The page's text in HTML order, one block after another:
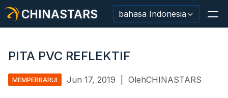
CHINASTARS bahasa Indonesia
Bahan Reflektif/Pita
PITA PVC REFLEKTIF
MEMPERBARUI Jun 17, 2019 OlehCHINASTARS